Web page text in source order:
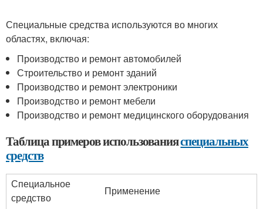
Специальные средства используются во многих
областях, включая:
Производство и ремонт автомобилей
Строительство и ремонт зданий
Производство и ремонт электроники
Производство и ремонт мебели
Производство и ремонт медицинского оборудования
Таблица примеров использованияспециальных
средств
Специальное
средство
Применение